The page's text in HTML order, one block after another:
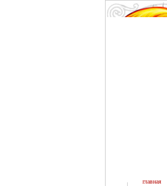
главная